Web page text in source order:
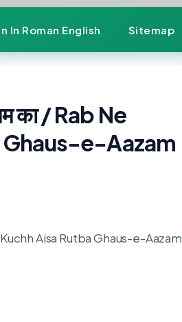
In Roman English Sitemap
का / Rab Ne
Ghaus-e-Aazam
Kuchh Aisa Rutba Ghaus-e-Aazam